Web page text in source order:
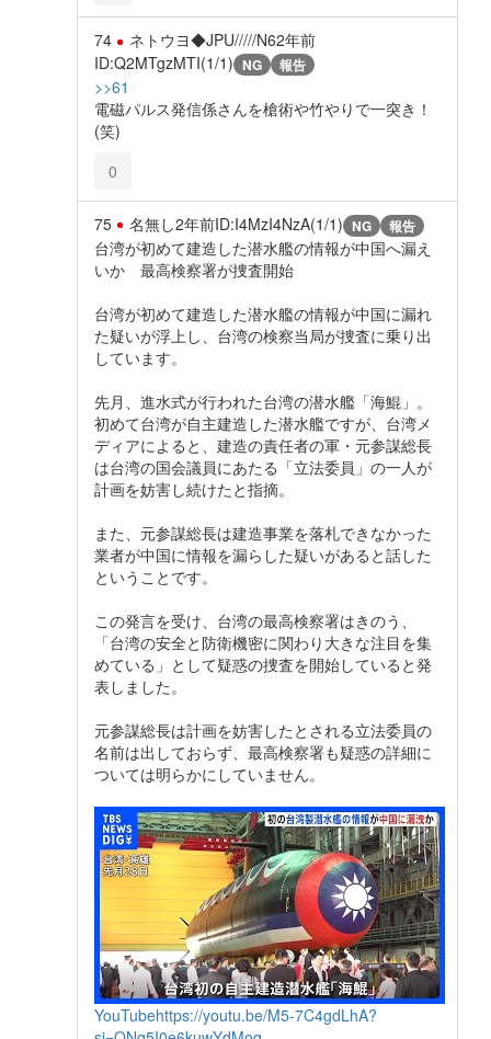
74 ネトウヨ◆JPU/////N62年前
ID:Q2MTgzMTI(1/1) NG 報告
>>61
電磁パルス発信係さんを槍術や竹やりで一突き！
(笑)
0
75 名無し2年前ID:I4MzI4NzA(1/1) NG 報告
台湾が初めて建造した潜水艦の情報が中国へ漏え
いか 最高検察署が捜査開始
台湾が初めて建造した潜水艦の情報が中国に漏れ
た疑いが浮上し、台湾の検察当局が捜査に乗り出
しています。
先月、進水式が行われた台湾の潜水艦「海鯤」。
初めて台湾が自主建造した潜水艦ですが、台湾メ
ディアによると、建造の責任者の軍・元参謀総長
は台湾の国会議員にあたる「立法委員」の一人が
計画を妨害し続けたと指摘。
また、元参謀総長は建造事業を落札できなかった
業者が中国に情報を漏らした疑いがあると話した
ということです。
この発言を受け、台湾の最高検察署はきのう、
「台湾の安全と防衛機密に関わり大きな注目を集
めている」として疑惑の捜査を開始していると発
表しました。
元参謀総長は計画を妨害したとされる立法委員の
名前は出しておらず、最高検察署も疑惑の詳細に
ついては明らかにしていません。
YouTubehttps://youtu.be/M5-7C4gdLhA?